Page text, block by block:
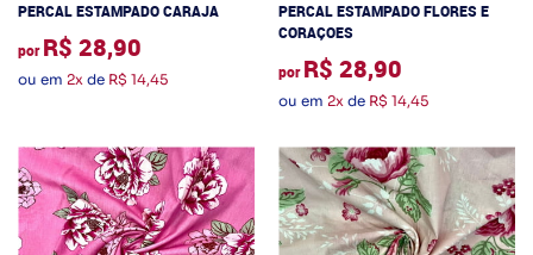
PERCAL ESTAMPADO CARAJA
por R$ 28,90
ou em 2x de R$ 14,45
PERCAL ESTAMPADO FLORES E
CORAÇOES
por R$ 28,90
ou em 2x de R$ 14,45